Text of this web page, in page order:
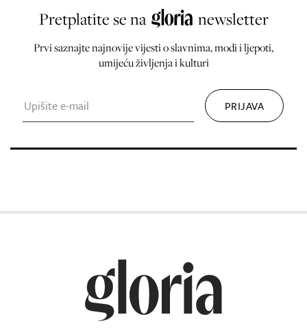
Pretplatite se na newsletter
Prvi saznajte najnovije vijesti o slavnima, modi i ljepoti,
umijeću življenja i kulturi